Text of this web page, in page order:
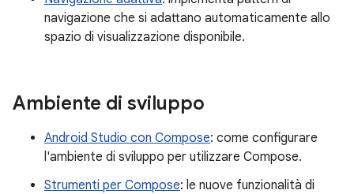
navigazione che si adattano automaticamente allo
spazio di visualizzazione disponibile.
Ambiente di sviluppo
Android Studio con Compose: come configurare
l'ambiente di sviluppo per utilizzare Compose.
Strumenti per Compose: le nuove funzionalità di